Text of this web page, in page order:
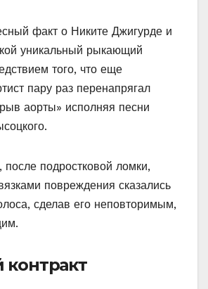
факт о Никите Джигурде и
уникальный рыкающий
того, что еще
пару раз перенапрягал
аорты» исполняя песни
после подростковой ломки,
повреждения сказались
сделав его неповторимым,